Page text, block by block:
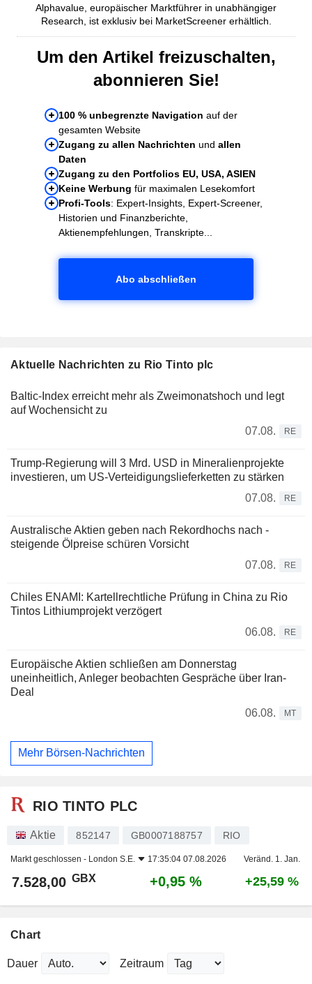
Alphavalue, europäischer Marktführer in unabhängiger
Research, ist exklusiv bei MarketScreener erhältlich.
Um den Artikel freizuschalten,
abonnieren Sie!
100 % unbegrenzte Navigation auf der
gesamten Website
Zugang zu allen Nachrichten und allen
Daten
Zugang zu den Portfolios EU, USA, ASIEN
Keine Werbung für maximalen Lesekomfort
Profi-Tools: Expert-Insights, Expert-Screener,
Historien und Finanzberichte,
Aktienempfehlungen, Transkripte...
Abo abschließen
Aktuelle Nachrichten zu Rio Tinto plc
Baltic-Index erreicht mehr als Zweimonatshoch und legt
auf Wochensicht zu
07.08.
RE
Trump-Regierung will 3 Mrd. USD in Mineralienprojekte
investieren, um US-Verteidigungslieferketten zu stärken
07.08.
RE
Australische Aktien geben nach Rekordhochs nach -
steigende Ölpreise schüren Vorsicht
07.08.
RE
Chiles ENAMI: Kartellrechtliche Prüfung in China zu Rio
Tintos Lithiumprojekt verzögert
06.08.
RE
Europäische Aktien schließen am Donnerstag
uneinheitlich, Anleger beobachten Gespräche über Iran-
Deal
06.08.
MT
Mehr Börsen-Nachrichten
RIO TINTO PLC
Aktie 852147 GB0007188757 RIO
Markt geschlossen - London S.E. 17:35:04 07.08.2026 Veränd. 1. Jan.
7.528,00 GBX +0,95 % +25,59 %
Chart
Dauer Zeitraum